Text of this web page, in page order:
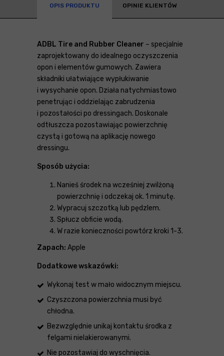
OPIS PRODUKTU OPINIE KLIENTÓW
ADBL Tire and Rubber Cleaner – specjalnie
zaprojektowany do idealnego oczyszczenia
opon i elementów gumowych. Zawiera
składniki ułatwiające wypłukiwanie
i wysychanie opon. Działa natychmiastowo
penetrując i oddzielając zabrudzenia
i pozostałości po dressingach. Doskonale
odtłuszcza pozostawiając powierzchnię
czystą i gotową na aplikację nowego
dressingu.
Sposób użycia:
Nanieś środek na wcześniej zwilżoną
powierzchnię i odczekaj ok. 1 minutę.
Wypracuj szczotką lub pędzlem.
Spłucz obficie wodą.
W razie konieczności powtórz kroki 1-3.
Zapach: Apple
Dodatkowe wskazówki:
Wykonaj test w mało widocznym miejscu.
Czyszczona powierzchnia musi być
chłodna.
Bezwzględnie unikaj kontaktu środka z
felgami nielakierowanymi.
Nie pozostawiaj do wyschnięcia.